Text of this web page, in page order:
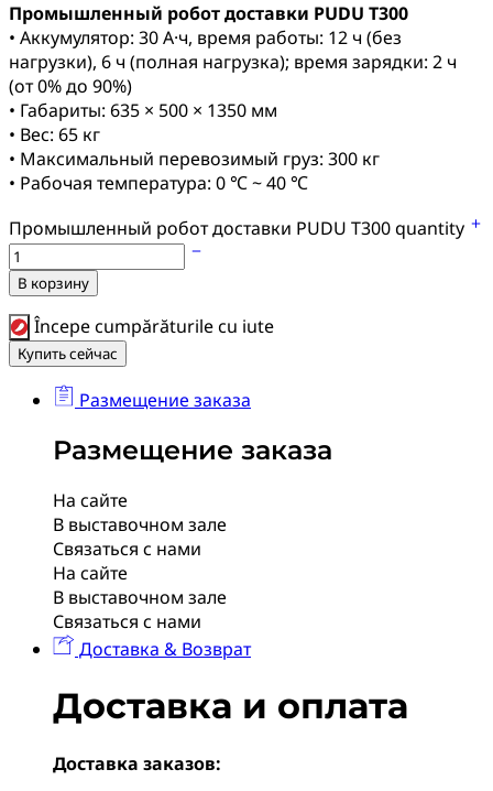
Промышленный робот доставки PUDU T300
• Аккумулятор: 30 А·ч, время работы: 12 ч (без
нагрузки), 6 ч (полная нагрузка); время зарядки: 2 ч
(от 0% до 90%)
• Габариты: 635 × 500 × 1350 мм
• Вес: 65 кг
• Максимальный перевозимый груз: 300 кг
• Рабочая температура: 0 ℃ ~ 40 ℃
Промышленный робот доставки PUDU T300 quantity
В корзину
Începe cumpărăturile cu iute
Купить сейчас
Размещение заказа
Размещение заказа
На сайте
В выставочном зале
Связаться с нами
На сайте
В выставочном зале
Связаться с нами
Доставка & Возврат
Доставка и оплата
Доставка заказов: